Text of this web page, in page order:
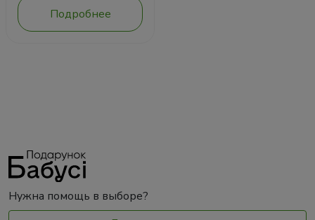
Подробнее
Нужна помощь в выборе?